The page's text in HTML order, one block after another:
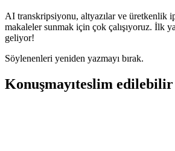
AI transkripsiyonu, altyazılar ve üretkenlik
makaleler sunmak için çok çalışıyoruz. İlk
geliyor!
Söylenenleri yeniden yazmayı bırak.
Konuşmayıteslim edilebilir